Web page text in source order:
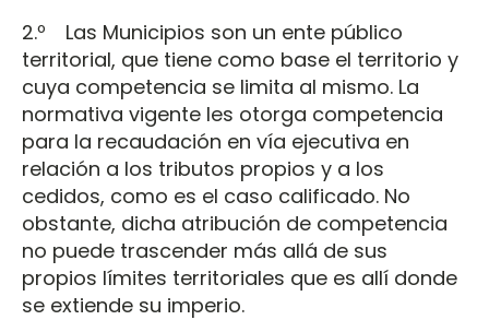
2.º Las Municipios son un ente público
territorial, que tiene como base el territorio y
cuya competencia se limita al mismo. La
normativa vigente les otorga competencia
para la recaudación en vía ejecutiva en
relación a los tributos propios y a los
cedidos, como es el caso calificado. No
obstante, dicha atribución de competencia
no puede trascender más allá de sus
propios límites territoriales que es allí donde
se extiende su imperio.